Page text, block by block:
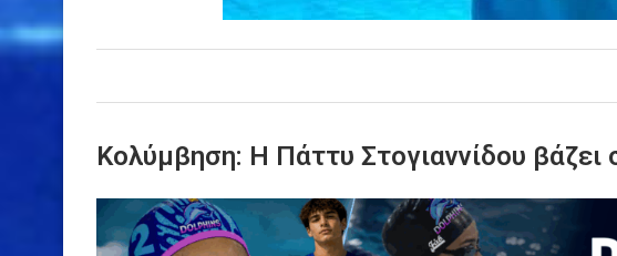
Κολύμβηση: Η Πάττυ Στογιαννίδου